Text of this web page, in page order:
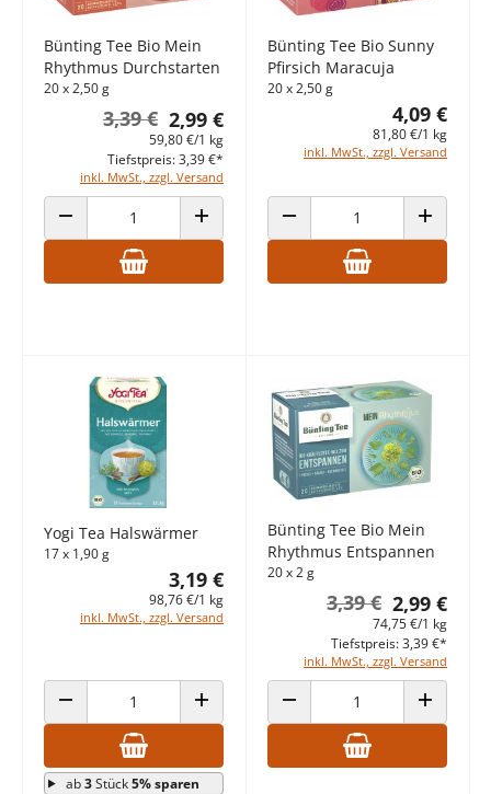
Bünting Tee Bio Mein
Rhythmus Durchstarten
20 x 2,50 g
2,99 €
3,39 €
59,80 €/1 kg
inkl. MwSt., zzgl. Versand
Tiefstpreis: 3,39 €*
ANZAHL VERRINGERN ANZAHL ERHÖHEN
Bünting Tee Bio Sunny
Pfirsich Maracuja
20 x 2,50 g
4,09 €
81,80 €/1 kg
inkl. MwSt., zzgl. Versand
ANZAHL VERRINGERN ANZAHL
Yogi Tea Halswärmer
17 x 1,90 g
3,19 €
98,76 €/1 kg
inkl. MwSt., zzgl. Versand
ANZAHL VERRINGERN ANZAHL ERHÖHEN
ab3Stück5% sparen
Bünting Tee Bio Mein
Rhythmus Entspannen
20 x 2 g
2,99 €
3,39 €
74,75 €/1 kg
inkl. MwSt., zzgl. Versand
Tiefstpreis: 3,39 €*
ANZAHL VERRINGERN ANZAHL